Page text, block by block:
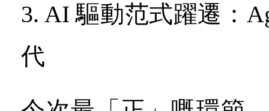
3. AI 驅動范式躍遷：
代